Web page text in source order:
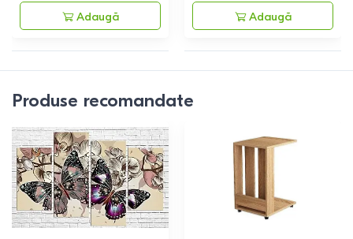
Adaugă
Adaugă
Produse recomandate